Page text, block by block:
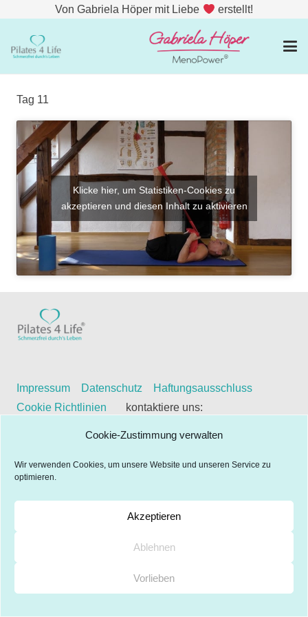
Von Gabriela Höper mit Liebe erstellt!
Cookie-Zustimmung verwalten
Wir verwenden Cookies, um unsere Website und unseren Service zu
optimieren.
Akzeptieren
Ablehnen
Vorlieben
Tag 11
Klicke hier, um Statistiken-Cookies zu
akzeptieren und diesen Inhalt zu aktivieren
Impressum Datenschutz
Haftungsausschluss
Cookie Richtlinien kontaktiere uns: